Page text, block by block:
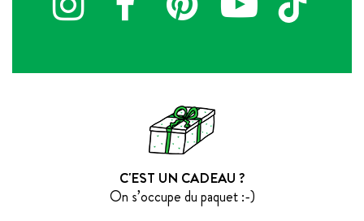
C'EST UN CADEAU ?
On s’occupe du paquet :-)